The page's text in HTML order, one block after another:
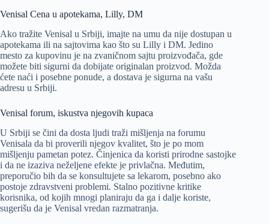
Venisal Cena u apotekama, Lilly, DM
Ako tražite Venisal u Srbiji, imajte na umu da nije dostupan u
apotekama ili na sajtovima kao što su Lilly i DM. Jedino
mesto za kupovinu je na zvaničnom sajtu proizvođača, gde
možete biti sigurni da dobijate originalan proizvod. Možda
ćete naći i posebne ponude, a dostava je sigurna na vašu
adresu u Srbiji.
Venisal forum, iskustva njegovih kupaca
U Srbiji se čini da dosta ljudi traži mišljenja na forumu
Venisala da bi proverili njegov kvalitet, što je po mom
mišljenju pametan potez. Činjenica da koristi prirodne sastojke
i da ne izaziva neželjene efekte je privlačna. Međutim,
preporučio bih da se konsultujete sa lekarom, posebno ako
postoje zdravstveni problemi. Stalno pozitivne kritike
korisnika, od kojih mnogi planiraju da ga i dalje koriste,
sugerišu da je Venisal vredan razmatranja.